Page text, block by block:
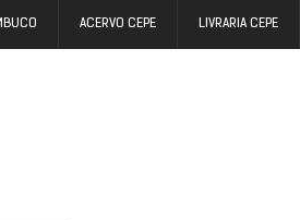
ACERVO CEPE LIVRARIA CEPE